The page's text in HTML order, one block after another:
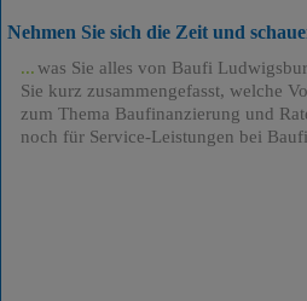
Nehmen Sie sich die Zeit und
was Sie alles von Baufi
Sie kurz zusammengefasst, welche
zum Thema Baufinanzierung und
noch für Service-Leistungen bei